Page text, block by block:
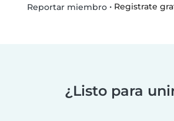
Reportar miembro• Registrate
¿Listo para